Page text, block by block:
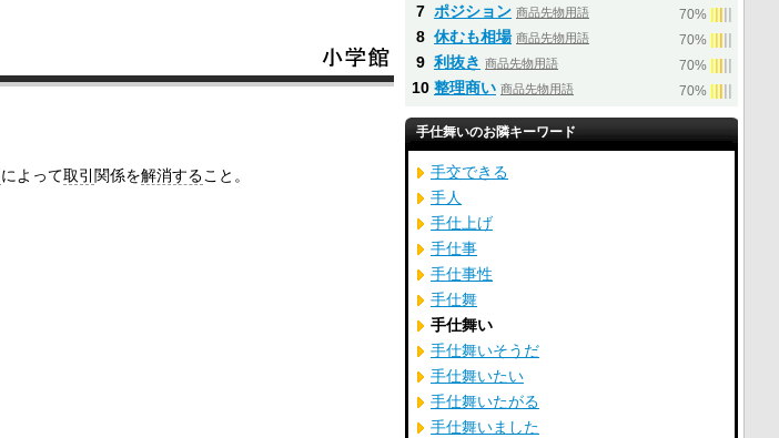
によって取引 関係を解消すること。
7 ポジション 商品先物用語 70%
8 休むも相場 商品先物用語 70%
9 利抜き 商品先物用語 70%
10 整理商い 商品先物用語 70%
手仕舞いのお隣キーワード
手交できる
手人
手仕上げ
手仕事
手仕事性
手仕舞
手仕舞い
手仕舞いそうだ
手仕舞いたい
手仕舞いたがる
手仕舞いました